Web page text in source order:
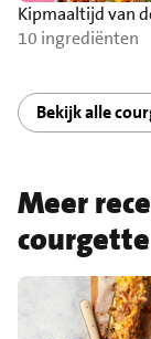
Kipmaaltijd van
10 ingrediënten
Bekijk alle
Meer
courgette